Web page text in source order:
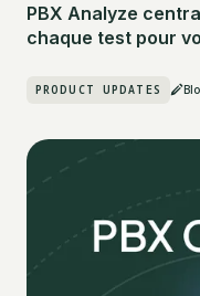
PBX Analyze
chaque test pour
PRODUCT UPDATES